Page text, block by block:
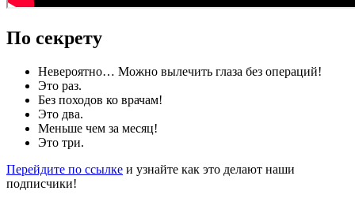
По секрету
Невероятно… Можно вылечить глаза без операций!
Это раз.
Без походов ко врачам!
Это два.
Меньше чем за месяц!
Это три.
Перейдите по ссылке и узнайте как это делают наши
подписчики!